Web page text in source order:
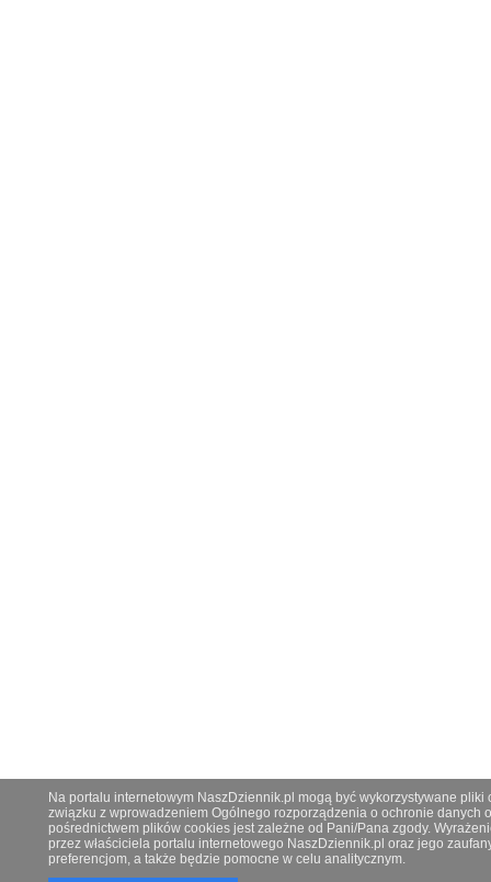
Na portalu internetowym NaszDziennik.pl mogą być wykorzystywane
związku z wprowadzeniem Ogólnego rozporządzenia o ochronie danych
pośrednictwem plików cookies jest zależne od Pani/Pana zgody.
przez właściciela portalu internetowego NaszDziennik.pl oraz jego
preferencjom, a także będzie pomocne w celu analitycznym.